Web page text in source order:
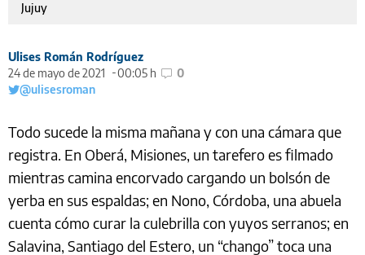
Jujuy
Ulises Román Rodríguez
24 de mayo de 2021
00:05 h
0
@ulisesroman
Todo sucede la misma mañana y con una cámara que
registra. En Oberá, Misiones, un tarefero es filmado
mientras camina encorvado cargando un bolsón de
yerba en sus espaldas; en Nono, Córdoba, una abuela
cuenta cómo curar la culebrilla con yuyos serranos; en
Salavina, Santiago del Estero, un “chango” toca una